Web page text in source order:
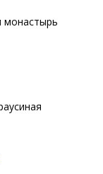
монастырь